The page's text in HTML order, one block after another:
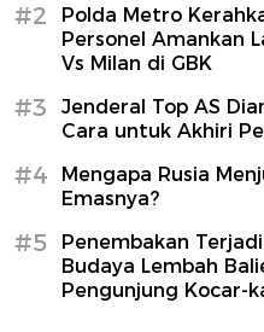
#2
Polda Metro
Personel Amankan
Vs Milan di GBK
#3
Jenderal Top AS
Cara untuk Akhiri
#4
Mengapa Rusia
Emasnya?
#5
Penembakan
Budaya Lembah
Pengunjung Kocar-